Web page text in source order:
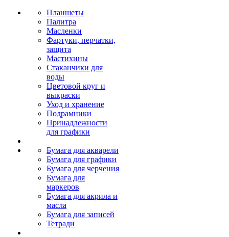
Планшеты
Палитра
Масленки
Фартуки, перчатки,
защита
Мастихины
Стаканчики для
воды
Цветовой круг и
выкраски
Уход и хранение
Подрамники
Принадлежности
для графики
Бумага для акварели
Бумага для графики
Бумага для черчения
Бумага для
маркеров
Бумага для акрила и
масла
Бумага для записей
Тетради